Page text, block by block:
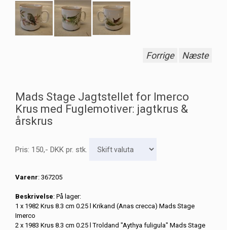
Forrige Næste
Mads Stage Jagtstellet for Imerco
Krus med Fuglemotiver: jagtkrus &
årskrus
Pris: 150,- DKK pr. stk.
Varenr: 367205
Beskrivelse: På lager:
1 x 1982 Krus 8.3 cm 0.25 l Krikand (Anas crecca) Mads Stage
Imerco
2 x 1983 Krus 8.3 cm 0.25 l Troldand "Aythya fuligula" Mads Stage